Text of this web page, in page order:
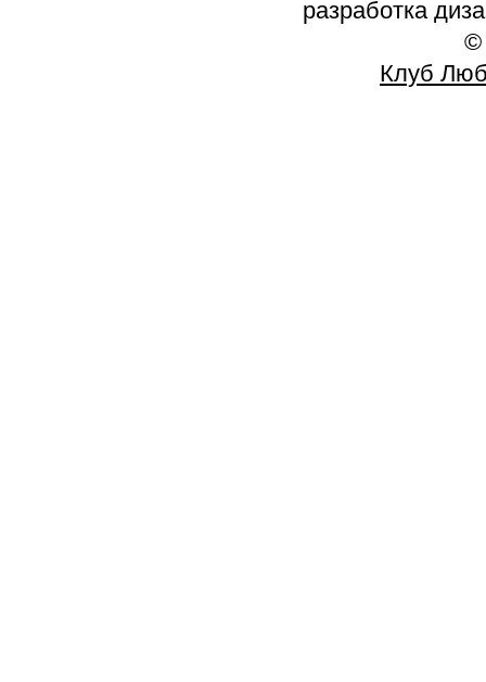
разработка
©
Клуб